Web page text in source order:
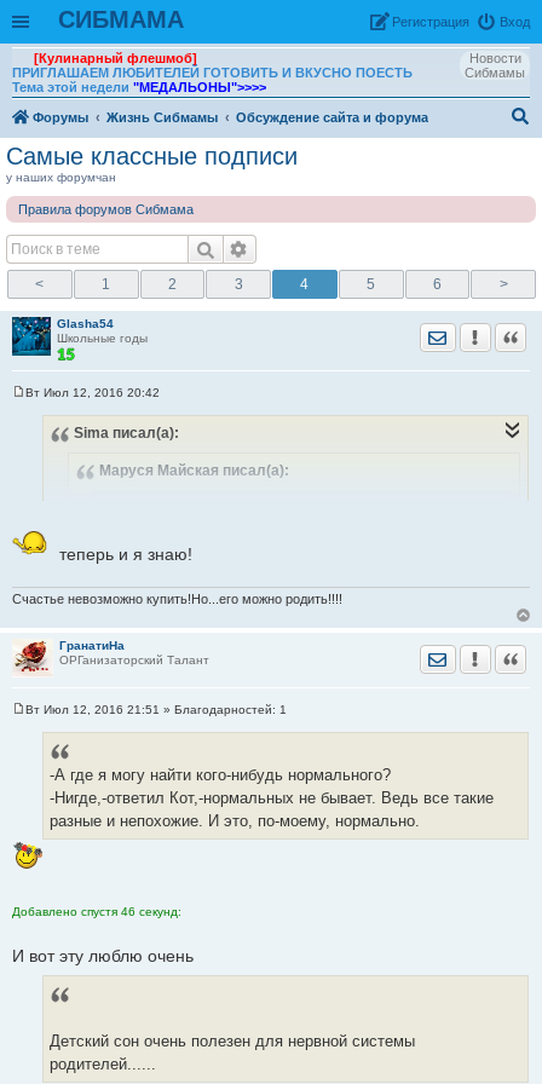
СИБМАМА Вход
Рeгиcтpaция
Новости
Сибмамы
[Кулинарный флешмоб]
ПРИГЛАШАЕМ ЛЮБИТЕЛЕЙ ГОТОВИТЬ И ВКУСНО ПОЕСТЬ
Тема этой недели "МЕДАЛЬОНЫ">>>>
Форумы Жизнь Сибмамы
Обсуждение сайта и форума
Самые классные подписи
у наших форумчан
Правила форумов Сибмама
< 1 2 3 4 5 6 >
Glasha54
Школьные годы
Отправить
Вт Июл 12, 2016 20:42
Sima писал(а):
Маруся Майская писал(а):
но брали все, и цвет приятный такой
Мне эта фраза очень нравится, я тоже так поступаю
Ее предыдущая подпись
Зашла я утром на сибмаму, чтобы купить себе носки, а
вышла вечером с торшером, жмымрой и совой
У нас теперь все знают, что такое жмымра
теперь и я знаю!
Счастье невозможно купить!Но...его можно родить!!!!
ГранатиНа
ОРГанизаторский Талант
Отправить
Вт Июл 12, 2016 21:51 » Благодарностей: 1
-А где я могу найти кого-нибудь нормального?
-Нигде,-ответил Кот,-нормальных не бывает. Ведь все такие
разные и непохожие. И это, по-моему, нормально.
Добавлено спустя 46 секунд:
И вот эту люблю очень
Детский сон очень полезен для нервной системы
родителей......